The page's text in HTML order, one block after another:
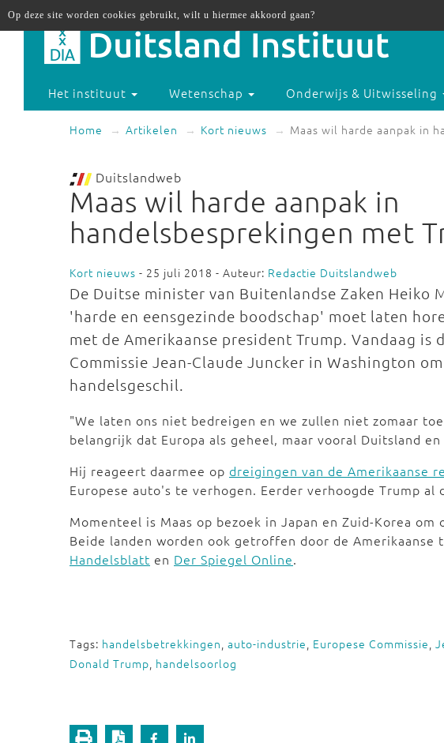
Het instituut Wetenschap Onderwijs & Uitwisseling
Home Artikelen Kort nieuws Maas wil harde aanpak in
Duitslandweb
Maas wil harde aanpak in
handelsbesprekingen met
Kort nieuws - 25 juli 2018 - Auteur: Redactie Duitslandweb
De Duitse minister van Buitenlandse Zaken Heiko
'harde en eensgezinde boodschap' moet laten
met de Amerikaanse president Trump. Vandaag is
Commissie Jean-Claude Juncker in Washington
handelsgeschil.
"We laten ons niet bedreigen en we zullen niet zomaar
belangrijk dat Europa als geheel, maar vooral Duitsland
Hij reageert daarmee op dreigingen van de Amerikaanse
Europese auto's te verhogen. Eerder verhoogde Trump
Momenteel is Maas op bezoek in Japan en Zuid-Korea
Beide landen worden ook getroffen door de Amerikaanse
Handelsblatt en Der Spiegel Online.
Tags: handelsbetrekkingen, auto-industrie, Europese Commissie,
Donald Trump, handelsoorlog
Op deze site worden cookies gebruikt, wilt u hiermee akkoord gaan?